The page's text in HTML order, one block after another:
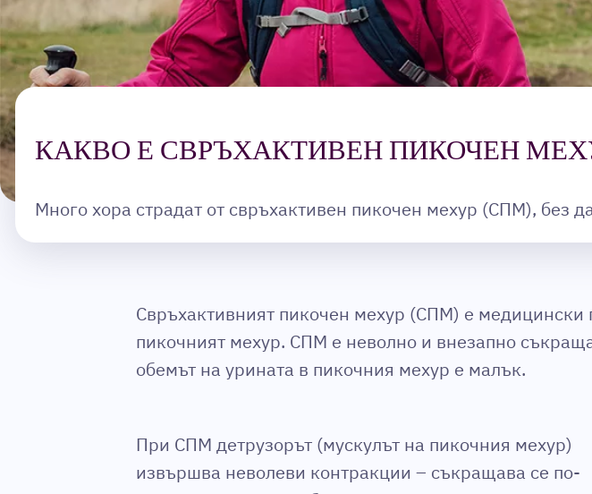
КАКВО Е СВРЪХАКТИВЕН ПИКОЧЕН
Много хора страдат от свръхактивен пикочен мехур (СПМ), без
Свръхактивният пикочен мехур (СПМ) е медицински
пикочният мехур. СПМ е неволно и внезапно
обемът на урината в пикочния мехур е малък.
При СПМ детрузорът (мускулът на пикочния мехур)
извършва неволеви контракции – съкращава се по-